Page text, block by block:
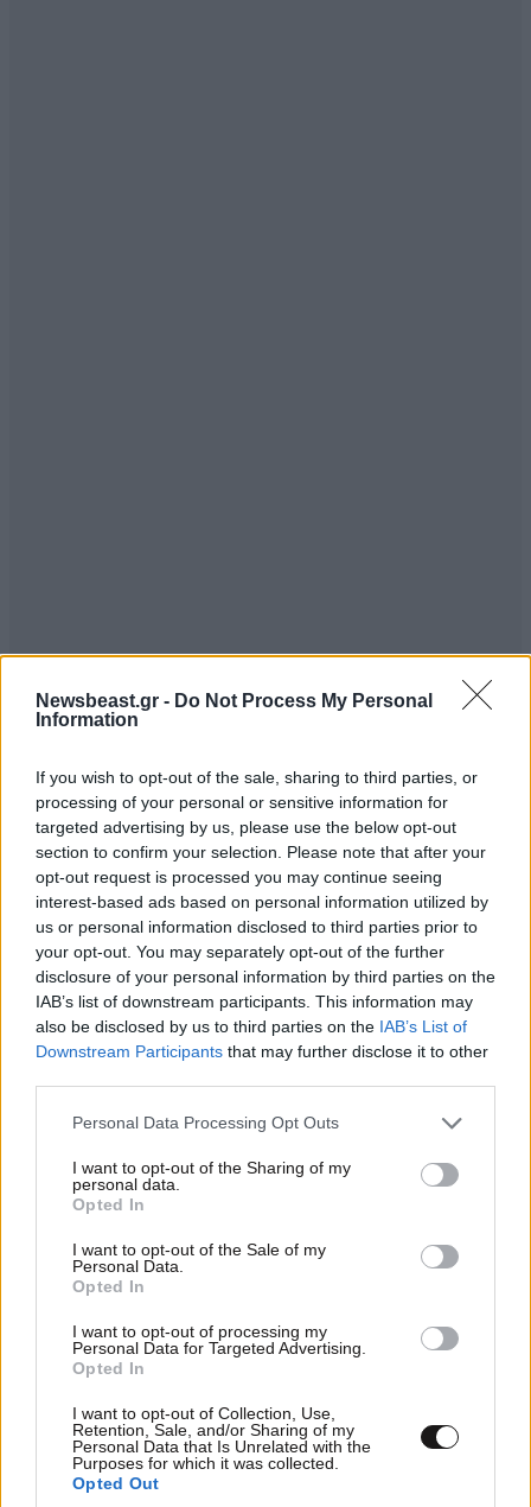
Newsbeast.gr - Do Not Process My Personal
Information
If you wish to opt-out of the sale, sharing to third parties, or
processing of your personal or sensitive information for
targeted advertising by us, please use the below opt-out
section to confirm your selection. Please note that after your
opt-out request is processed you may continue seeing
interest-based ads based on personal information utilized by
us or personal information disclosed to third parties prior to
your opt-out. You may separately opt-out of the further
disclosure of your personal information by third parties on the
IAB’s list of downstream participants. This information may
also be disclosed by us to third parties on the IAB’s List of
Downstream Participants that may further disclose it to other
Please note that this website/app uses one or more Google
not limited to your visit or usage behaviour. You may click to
grant or deny consent to Google and its third-party tags to
use your data for below specified purposes in below Google
consent section.
Personal Data Processing Opt Outs
I want to opt-out of the Sharing of my
personal data.
Opted In
I want to opt-out of the Sale of my
Personal Data.
Opted In
I want to opt-out of processing my
Personal Data for Targeted Advertising.
Opted In
I want to opt-out of Collection, Use,
Retention, Sale, and/or Sharing of my
Personal Data that Is Unrelated with the
Purposes for which it was collected.
Opted Out
Οι 5 ασκήσεις που πρέπει να κάνετε για μια ζωή
με δύναμη και αυτονομία – Ένα απλό αλλά